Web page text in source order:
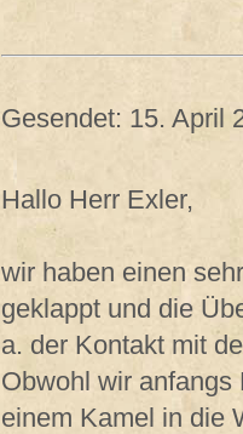
Gesendet: 15. April
Hallo Herr Exler,
wir haben einen
geklappt und die
a. der Kontakt mit
Obwohl wir anfangs
einem Kamel in die